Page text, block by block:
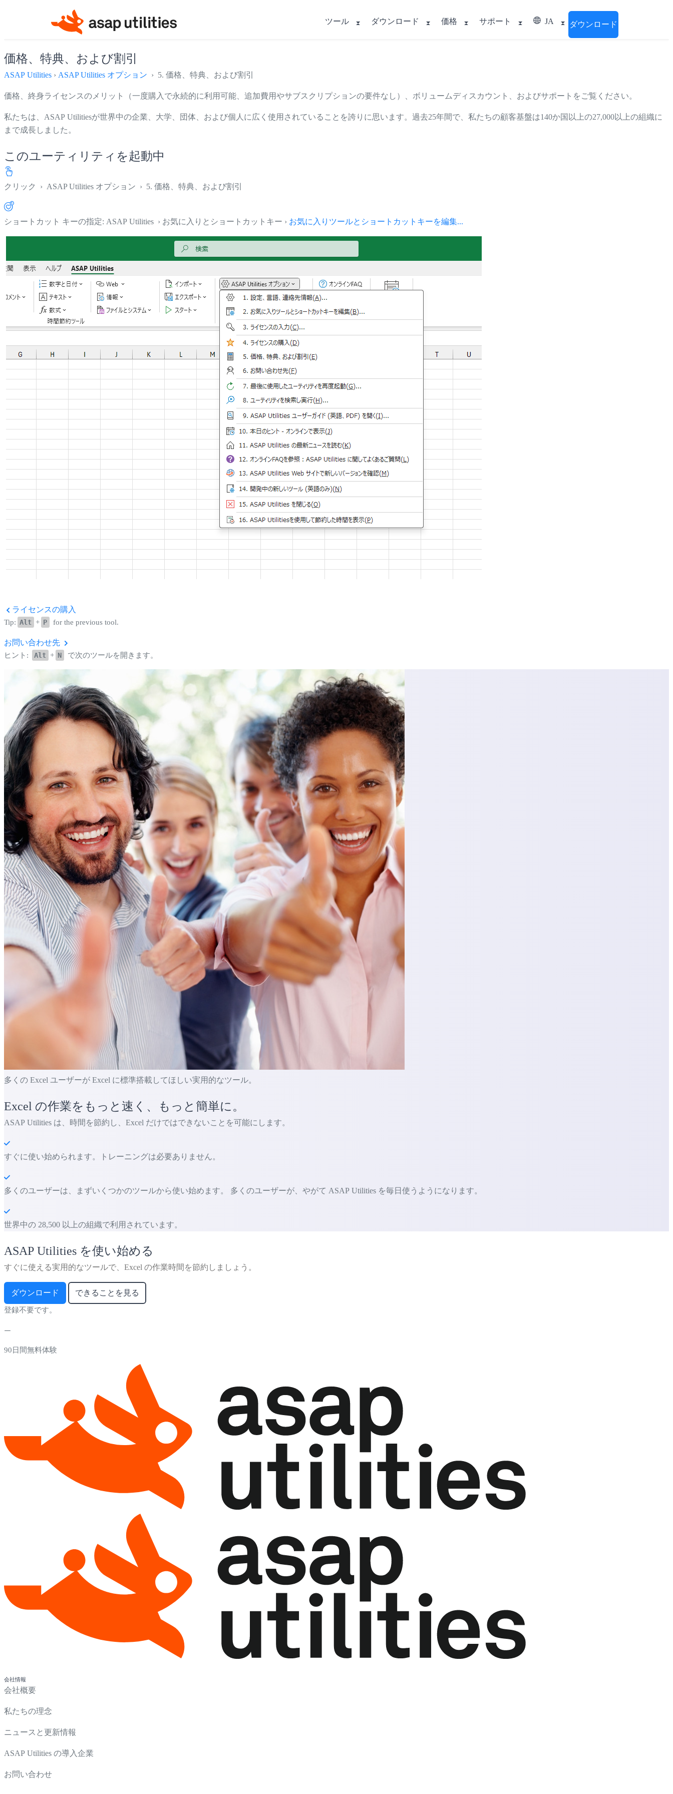
ツール ダウンロード 価格 サポート JA ダウンロード
価格、特典、および割引
ASAP Utilities › ASAP Utilities オプション › 5. 価格、特典、および割引
価格、終身ライセンスのメリット（一度購入で永続的に利用可能、追加費用やサブスクリプションの要件なし）、ボリュームディスカウント、およびサポートをご覧ください。
私たちは、ASAP Utilitiesが世界中の企業、大学、団体、および個人に広く使用されていることを誇りに思います。過去25年間で、私たちの顧客基盤は140か国以上の27,000以上の組織に
まで成長しました。
このユーティリティを起動中
クリック › ASAP Utilities オプション › 5. 価格、特典、および割引
ショートカット キーの指定: ASAP Utilities › お気に入りとショートカットキー › お気に入りツールとショートカットキーを編集...
ライセンスの購入
Tip: Alt + P for the previous tool.
お問い合わせ先
ヒント: Alt + N で次のツールを開きます。
多くの Excel ユーザーが Excel に標準搭載してほしい実用的なツール。
Excel の作業をもっと速く、もっと簡単に。
ASAP Utilities は、時間を節約し、Excel だけではできないことを可能にします。
すぐに使い始められます。トレーニングは必要ありません。
多くのユーザーは、まずいくつかのツールから使い始めます。 多くのユーザーが、やがて ASAP Utilities を毎日使うようになります。
世界中の 28,500 以上の組織で利用されています。
ASAP Utilities を使い始める
すぐに使える実用的なツールで、Excel の作業時間を節約しましょう。
ダウンロード できることを見る
登録不要です。
90日間無料体験
会社情報
会社概要
私たちの理念
ニュースと更新情報
ASAP Utilities の導入企業
お問い合わせ